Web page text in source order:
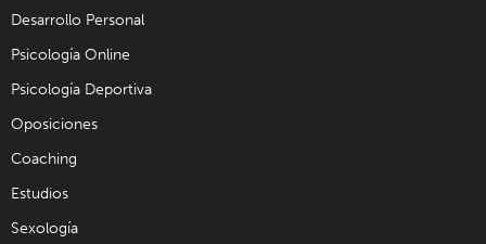
Desarrollo Personal
Psicología Online
Psicología Deportiva
Oposiciones
Coaching
Estudios
Sexología